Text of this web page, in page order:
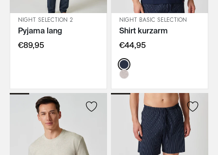
IN DEN WARENKORB
NIGHT SELECTION 2
Pyjama lang
€89,95
IN DEN WARENKORB
NIGHT BASIC SELECTION
Shirt kurzarm
€44,95
Color: